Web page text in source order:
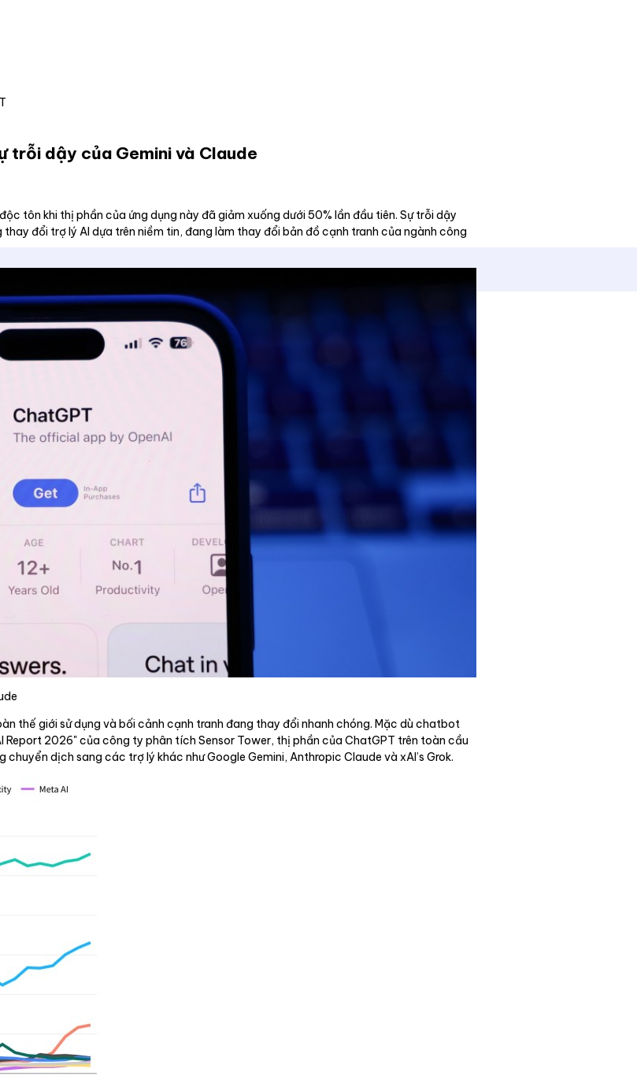
trỗi dậy của Gemini và Claude
tôn khi thị phần của ứng dụng này đã giảm xuống dưới 50% lần đầu tiên. Sự trỗi dậy
đổi trợ lý AI dựa trên niềm tin, đang làm thay đổi bản đồ cạnh tranh của ngành công
thế giới sử dụng và bối cảnh cạnh tranh đang thay đổi nhanh chóng. Mặc dù chatbot
2026" của công ty phân tích Sensor Tower, thị phần của ChatGPT trên toàn cầu
dịch sang các trợ lý khác như Google Gemini, Anthropic Claude và xAI’s Grok.